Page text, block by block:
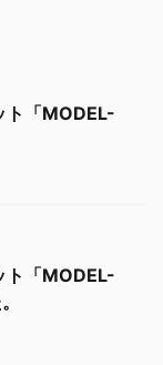
ト「MODEL-
ト「MODEL-